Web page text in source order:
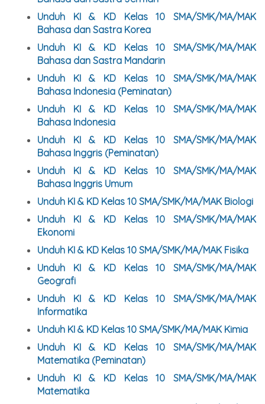
Unduh KI & KD Kelas 10 SMA/SMK/MA/MAK
Bahasa dan Sastra Korea
Unduh KI & KD Kelas 10 SMA/SMK/MA/MAK
Bahasa dan Sastra Mandarin
Unduh KI & KD Kelas 10 SMA/SMK/MA/MAK
Bahasa Indonesia (Peminatan)
Unduh KI & KD Kelas 10 SMA/SMK/MA/MAK
Bahasa Indonesia
Unduh KI & KD Kelas 10 SMA/SMK/MA/MAK
Bahasa Inggris (Peminatan)
Unduh KI & KD Kelas 10 SMA/SMK/MA/MAK
Bahasa Inggris Umum
Unduh KI & KD Kelas 10 SMA/SMK/MA/MAK Biologi
Unduh KI & KD Kelas 10 SMA/SMK/MA/MAK
Ekonomi
Unduh KI & KD Kelas 10 SMA/SMK/MA/MAK Fisika
Unduh KI & KD Kelas 10 SMA/SMK/MA/MAK
Geografi
Unduh KI & KD Kelas 10 SMA/SMK/MA/MAK
Informatika
Unduh KI & KD Kelas 10 SMA/SMK/MA/MAK Kimia
Unduh KI & KD Kelas 10 SMA/SMK/MA/MAK
Matematika (Peminatan)
Unduh KI & KD Kelas 10 SMA/SMK/MA/MAK
Matematika